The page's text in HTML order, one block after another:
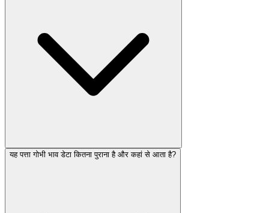
यह पत्ता गोभी भाव डेटा कितना पुराना है और कहां से आता है?